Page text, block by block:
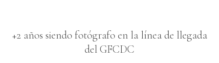
+2 años siendo fotógrafo en la línea de llegada
del GFCDC